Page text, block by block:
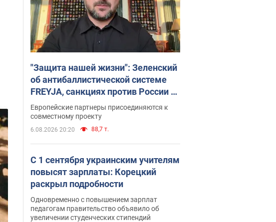
"Защита нашей жизни": Зеленский
об антибаллистической системе
FREYJA, санкциях против России и
поддержке аграриев. Видео
Европейские партнеры присоединяются к
совместному проекту
6.08.2026 20:20 88,7 т.
С 1 сентября украинским учителям
повысят зарплаты: Корецкий
раскрыл подробности
Одновременно с повышением зарплат
педагогам правительство объявило об
увеличении студенческих стипендий